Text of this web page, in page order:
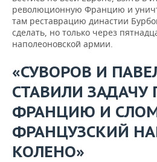
революционную Францию и
там реставрацию династии
сделать, но только через
наполеоновской армии.
«СУВОРОВ И
СТАВИЛИ ЗАДАЧУ
ФРАНЦИЮ И
ФРАНЦУЗСКИЙ
КОЛЕНО»